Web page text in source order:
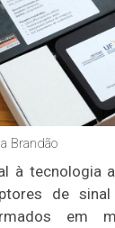
Brandão
à tecnologia
de
em